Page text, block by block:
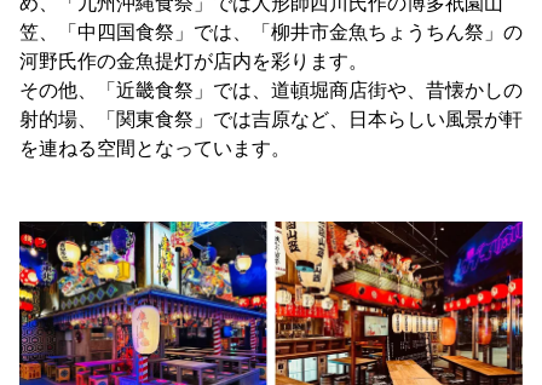
笠、「中四国食祭」では、「柳井市金魚ちょうちん祭」の
河野氏作の金魚提灯が店内を彩ります。
その他、「近畿食祭」では、道頓堀商店街や、昔懐かしの
射的場、「関東食祭」では吉原など、日本らしい風景が軒
を連ねる空間となっています。